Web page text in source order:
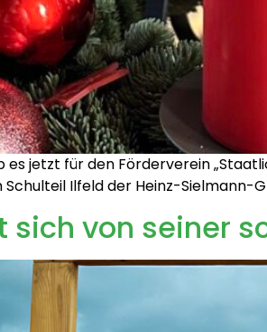
es jetzt für den Förderverein
Ilfeld der Heinz-Sielmann-
sich von seiner